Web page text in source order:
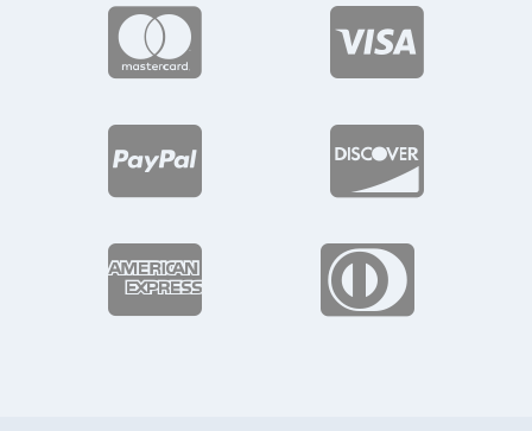





